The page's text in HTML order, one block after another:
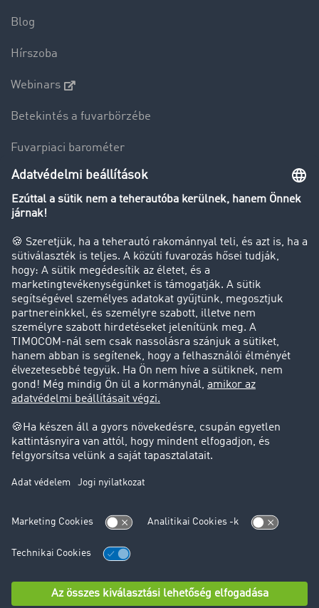
Blog
Hírszoba
Webinars
Betekintés a fuvarbörzébe
Fuvarpiaci barométer
Transzportlexikon
Tehergépkocsi-forgalomkorlátozás
Cég
Sikertörténetek
Ügyfél hoz ügyfelet
Jogi információk
Impresszum
Adatvédelem
süti-beállítások
Támogatás